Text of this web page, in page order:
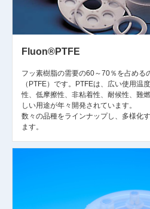
Fluon®PTFE
フッ素樹脂の需要の60～70％を占める
（PTFE）です。PTFEは、広い使用温
性、低摩擦性、非粘着性、耐候性、難
しい用途が年々開発されています。
数々の品種をラインナップし、多様化
ます。